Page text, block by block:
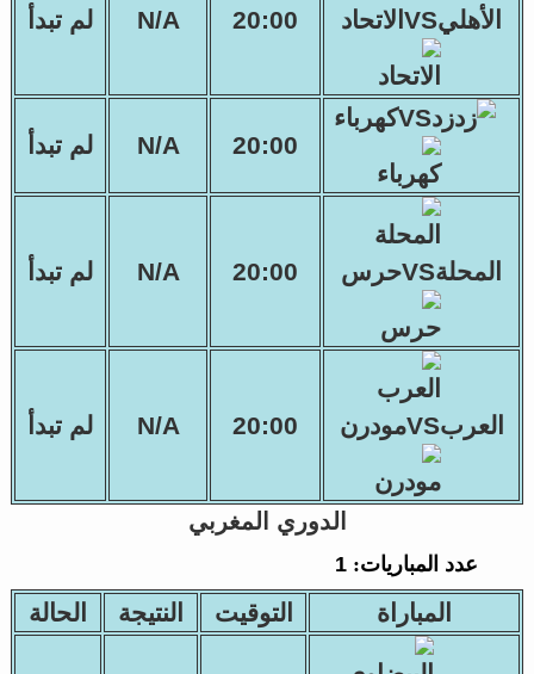
الأهليVSالاتحاد 20:00
N/A لم تبدأ
زدVSكهرباء
20:00
N/A لم تبدأ
المحلةVSحرس 20:00
N/A لم تبدأ
العربVSمودرن 20:00
N/A لم تبدأ
الدوري المغربي
عدد المباريات:1
المباراة التوقيت النتيجة الحالة